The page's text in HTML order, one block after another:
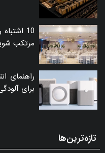
10
مرتکب
راهنمای
برای
تازه‌ترین‌ها